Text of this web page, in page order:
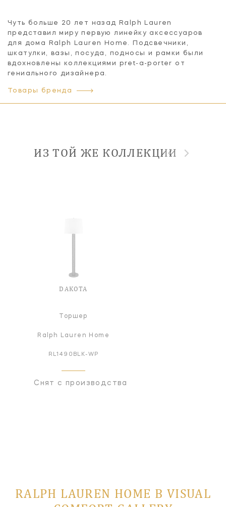
Чуть больше 20 лет назад Ralph Lauren
представил миру первую линейку аксессуаров
для дома Ralph Lauren Home. Подсвечники,
шкатулки, вазы, посуда, подносы и рамки были
вдохновлены коллекциями pret-a-porter от
гениального дизайнера.
Товары бренда
ИЗ ТОЙ ЖЕ КОЛЛЕКЦИИ
DAKOTA
Торшер
Ralph Lauren Home
RL1490BLK-WP
Снят с производства
RALPH LAUREN HOME В VISUAL